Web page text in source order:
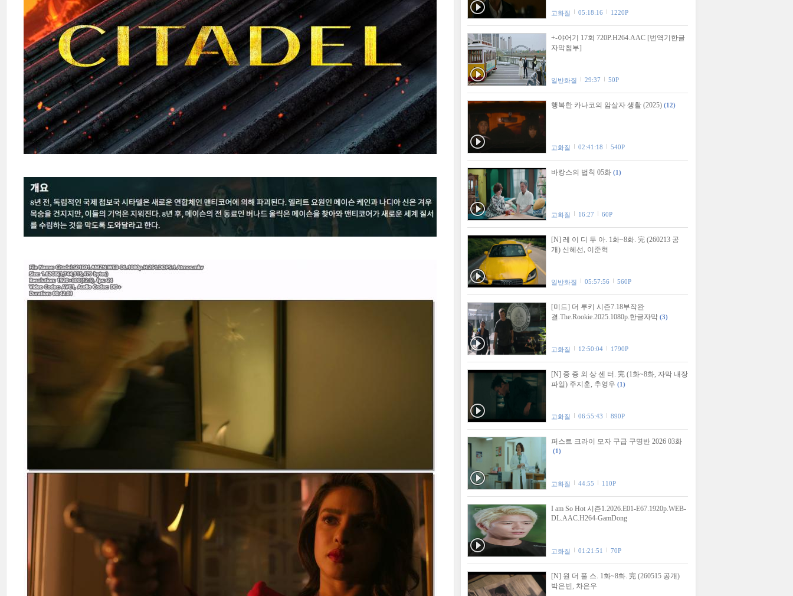
고화질 05:18:16 1220P
+-야어기 17회 720P.H264.AAC [번역기한글
자막첨부]
일반화질 29:37 50P
행복한 카나코의 암살자 생활 (2025) (12)
고화질 02:41:18 540P
바캉스의 법칙 05화 (1)
고화질 16:27 60P
[N] 레 이 디 두 아. 1화~8화. 完 (260213 공
개) 신혜선, 이준혁
일반화질 05:57:56 560P
[미드] 더 루키 시즌7.18부작완
결.The.Rookie.2025.1080p.한글자막 (3)
고화질 12:50:04 1790P
[N] 중 증 외 상 센 터. 完 (1화~8화, 자막 내장
파일) 주지훈, 추영우 (1)
고화질 06:55:43 890P
퍼스트 크라이 모자 구급 구명반 2026 03화
(1)
고화질 44:55 110P
I am So Hot 시즌1.2026.E01-E67.1920p.WEB-
DL.AAC.H264-GamDong
고화질 01:21:51 70P
[N] 원 더 풀 스. 1화~8화. 完 (260515 공개)
박은빈, 차은우